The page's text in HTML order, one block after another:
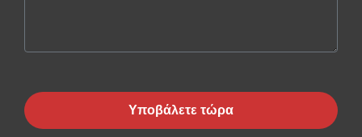
Υποβάλετε τώρα